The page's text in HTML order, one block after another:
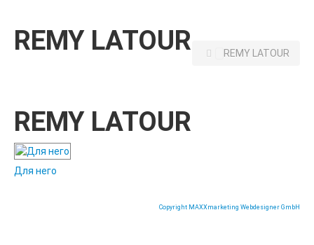
REMY LATOUR REMY LATOUR
REMY LATOUR
Для него
Copyright MAXXmarketing Webdesigner GmbH